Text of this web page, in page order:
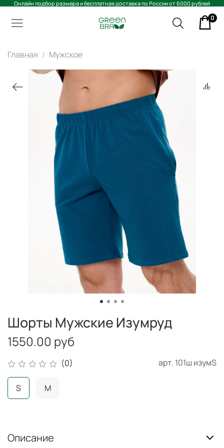
Онлайн подбор размера и бесплатная доставка по России от 6000 рублей
0
Главная Мужское
(0) арт. 101ш изумS
Шорты Мужские Изумруд
1550.00 руб
S M
Описание